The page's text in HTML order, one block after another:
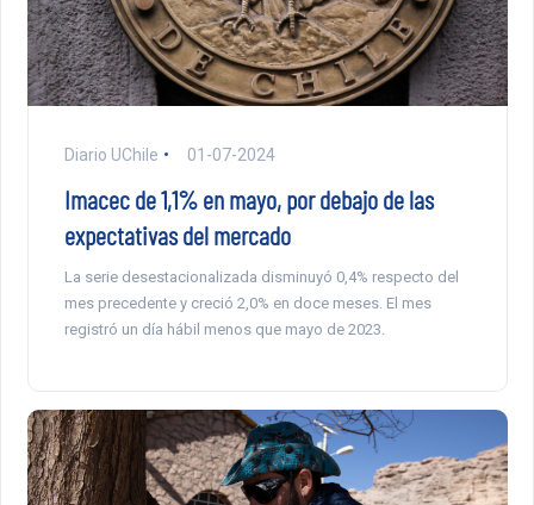
Diario UChile 01-07-2024
Imacec de 1,1% en mayo, por debajo de las
expectativas del mercado
La serie desestacionalizada disminuyó 0,4% respecto del
mes precedente y creció 2,0% en doce meses. El mes
registró un día hábil menos que mayo de 2023.